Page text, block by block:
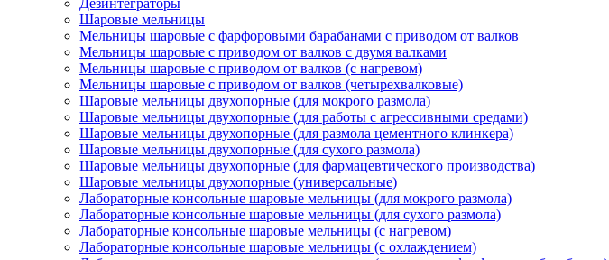
Дезинтеграторы
Шаровые мельницы
Мельницы шаровые с фарфоровыми барабанами с приводом от валков
Мельницы шаровые с приводом от валков с двумя валками
Мельницы шаровые с приводом от валков (с нагревом)
Мельницы шаровые с приводом от валков (четырехвалковые)
Шаровые мельницы двухопорные (для мокрого размола)
Шаровые мельницы двухопорные (для работы с агрессивными средами)
Шаровые мельницы двухопорные (для размола цементного клинкера)
Шаровые мельницы двухопорные (для сухого размола)
Шаровые мельницы двухопорные (для фармацевтического производства)
Шаровые мельницы двухопорные (универсальные)
Лабораторные консольные шаровые мельницы (для мокрого размола)
Лабораторные консольные шаровые мельницы (для сухого размола)
Лабораторные консольные шаровые мельницы (с нагревом)
Лабораторные консольные шаровые мельницы (с охлаждением)